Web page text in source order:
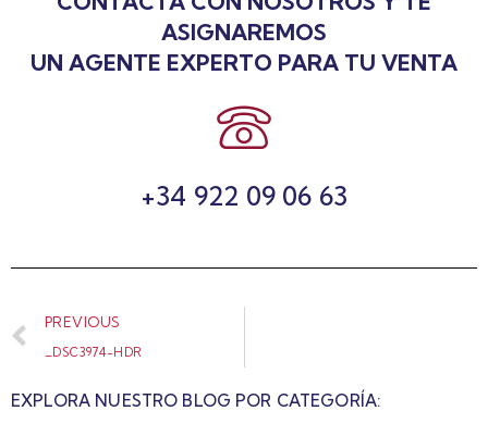
ASIGNAREMOS
UN AGENTE EXPERTO PARA TU VENTA
+34 922 09 06 63
PREVIOUS
_DSC3974-HDR
EXPLORA NUESTRO BLOG POR CATEGORÍA: